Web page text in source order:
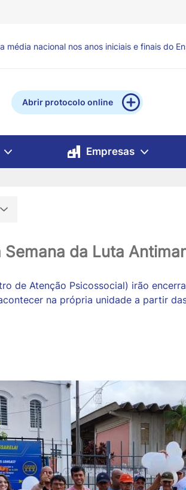
previsão de chuva e ventos fortes há 16
Abrir protocolo online
Empresas
da Luta
de Atenção Psicossocial) irão
na própria unidade a partir